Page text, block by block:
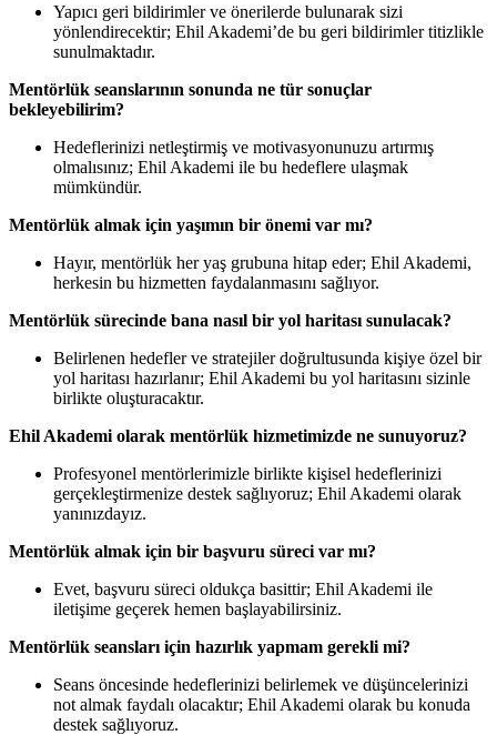
Yapıcı geri bildirimler ve önerilerde bulunarak sizi
yönlendirecektir; Ehil Akademi’de bu geri bildirimler titizlikle
sunulmaktadır.
Mentörlük seanslarının sonunda ne tür sonuçlar
bekleyebilirim?
Hedeflerinizi netleştirmiş ve motivasyonunuzu artırmış
olmalısınız; Ehil Akademi ile bu hedeflere ulaşmak
mümkündür.
Mentörlük almak için yaşımın bir önemi var mı?
Hayır, mentörlük her yaş grubuna hitap eder; Ehil Akademi,
herkesin bu hizmetten faydalanmasını sağlıyor.
Mentörlük sürecinde bana nasıl bir yol haritası sunulacak?
Belirlenen hedefler ve stratejiler doğrultusunda kişiye özel bir
yol haritası hazırlanır; Ehil Akademi bu yol haritasını sizinle
birlikte oluşturacaktır.
Ehil Akademi olarak mentörlük hizmetimizde ne sunuyoruz?
Profesyonel mentörlerimizle birlikte kişisel hedeflerinizi
gerçekleştirmenize destek sağlıyoruz; Ehil Akademi olarak
yanınızdayız.
Mentörlük almak için bir başvuru süreci var mı?
Evet, başvuru süreci oldukça basittir; Ehil Akademi ile
iletişime geçerek hemen başlayabilirsiniz.
Mentörlük seansları için hazırlık yapmam gerekli mi?
Seans öncesinde hedeflerinizi belirlemek ve düşüncelerinizi
not almak faydalı olacaktır; Ehil Akademi olarak bu konuda
destek sağlıyoruz.